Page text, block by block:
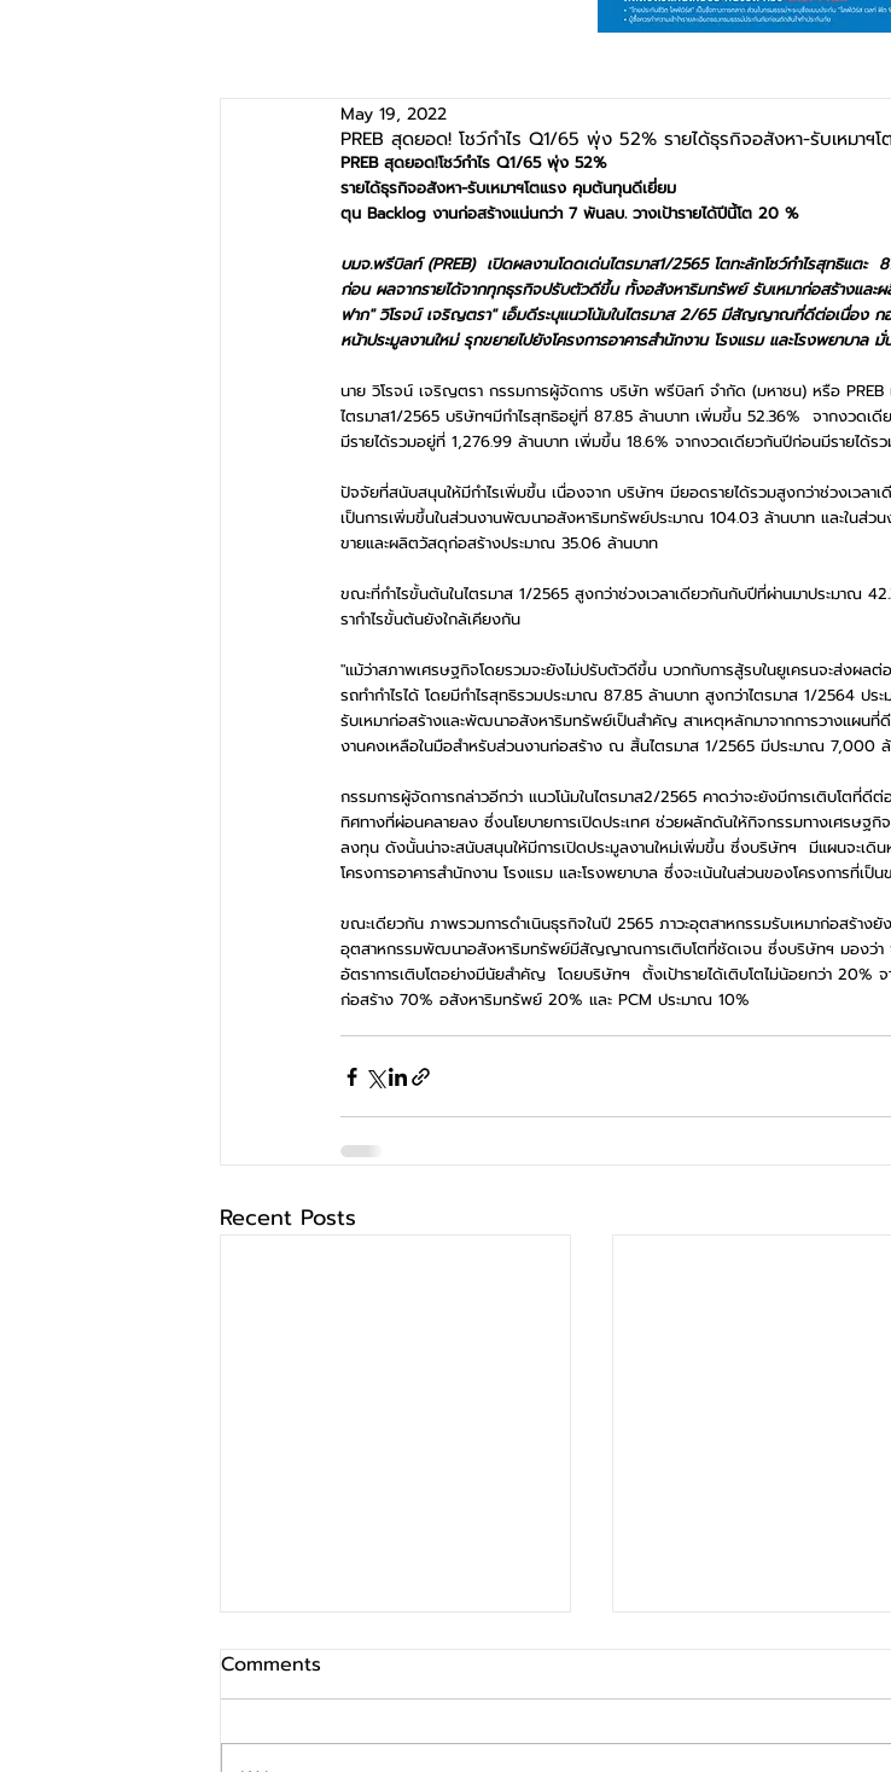
PREB สุดยอด! โชว์กำไร Q1/65 พุ่ง 52% รายได้ธุรกิจอสังหา-รับเหมาฯ
May 19, 2022
PREB สุดยอด!โชว์กำไร Q1/65 พุ่ง 52%
รายได้ธุรกิจอสังหา-รับเหมาฯโตแรง คุมต้นทุนดีเยี่ยม
ตุน Backlog งานก่อสร้างแน่นกว่า 7 พันลบ. วางเป้ารายได้ปีนี้โต 20 %
บมจ.พรีบิลท์ (PREB)  เปิดผลงานโดดเด่นไตรมาส1/2565 โตทะลักโชว์กำไรสุทธิแต
ก่อน ผลจากรายได้จากทุกธุรกิจปรับตัวดีขึ้น ทั้งอสังหาริมทรัพย์ รับเหมาก่อสร้างแ
ฟาก" วิโรจน์ เจริญตรา" เอ็มดีระบุแนวโน้มในไตรมาส 2/65 มีสัญญาณที่ดีต่อเนื่อง
หน้าประมูลงานใหม่ รุกขยายไปยังโครงการอาคารสำนักงาน โรงแรม และโรงพยาบาล มั่
นาย วิโรจน์ เจริญตรา กรรมการผู้จัดการ บริษัท พรีบิลท์ จำกัด (มหาชน) หรือ PREB
ไตรมาส1/2565 บริษัทฯมีกำไรสุทธิอยู่ที่ 87.85 ล้านบาท เพิ่มขึ้น 52.36%  จากงวดเ
มีรายได้รวมอยู่ที่ 1,276.99 ล้านบาท เพิ่มขึ้น 18.6% จากงวดเดียวกันปีก่อนมีรายได้ร
ปัจจัยที่สนับสนุนให้มีกำไรเพิ่มขึ้น เนื่องจาก บริษัทฯ มียอดรายได้รวมสูงกว่าช่วงเวล
เป็นการเพิ่มขึ้นในส่วนงานพัฒนาอสังหาริมทรัพย์ประมาณ 104.03 ล้านบาท และในส่ว
ขายและผลิตวัสดุก่อสร้างประมาณ 35.06 ล้านบาท
ขณะที่กําไรขั้นต้นในไตรมาส 1/2565 สูงกว่าช่วงเวลาเดียวกันกับปีที่ผ่านมาประมาณ
รากําไรขั้นต้นยังใกล้เคียงกัน
"แม้ว่าสภาพเศรษฐกิจโดยรวมจะยังไม่ปรับตัวดีขึ้น บวกกับการสู้รบในยูเครนจะส่งผล
รถทํากําไรได้ โดยมีกําไรสุทธิรวมประมาณ 87.85 ล้านบาท สูงกว่าไตรมาส 1/2564 ป
รับเหมาก่อสร้างและพัฒนาอสังหาริมทรัพย์เป็นสำคัญ สาเหตุหลักมาจากการวางแผน
งานคงเหลือในมือสําหรับส่วนงานก่อสร้าง ณ สิ้นไตรมาส 1/2565 มีประมาณ 7,000 ล้
กรรมการผู้จัดการกล่าวอีกว่า แนวโน้มในไตรมาส2/2565 คาดว่าจะยังมีการเติบโตที่
ทิศทางที่ผ่อนคลายลง ซึ่งนโยบายการเปิดประเทศ ช่วยผลักดันให้กิจกรรมทางเศรษฐกิ
ลงทุน ดังนั้นน่าจะสนับสนุนให้มีการเปิดประมูลงานใหม่เพิ่มขึ้น ซึ่งบริษัทฯ  มีแผนจะเดิน
โครงการอาคารสำนักงาน โรงแรม และโรงพยาบาล ซึ่งจะเน้นในส่วนของโครงการที่เป็
ขณะเดียวกัน ภาพรวมการดำเนินธุรกิจในปี 2565 ภาวะอุตสาหกรรมรับเหมาก่อสร้าง
อุตสาหกรรมพัฒนาอสังหาริมทรัพย์มีสัญญาณการเติบโตที่ชัดเจน ซึ่งบริษัทฯ มองว่า
อัตราการเติบโตอย่างมีนัยสำคัญ  โดยบริษัทฯ  ตั้งเป้ารายได้เติบโตไม่น้อยกว่า 20%
ก่อสร้าง 70% อสังหาริมทรัพย์ 20% และ PCM ประมาณ 10%
Recent Posts
Comments